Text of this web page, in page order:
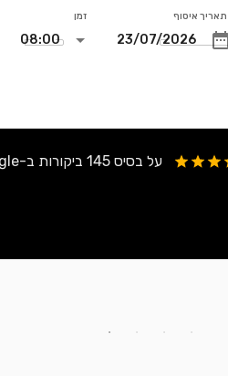
תאריך איסוף זמן
על בסיס 145 ביקורות ב-Google